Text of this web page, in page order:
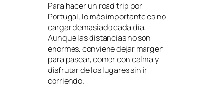
Para hacer un road trip por
Portugal, lo más importante es no
cargar demasiado cada día.
Aunque las distancias no son
enormes, conviene dejar margen
para pasear, comer con calma y
disfrutar de los lugares sin ir
corriendo.